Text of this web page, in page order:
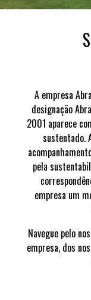
A empresa
designação
2001 aparece
sustentado.
pela
empresa um
Navegue pelo
empresa, dos